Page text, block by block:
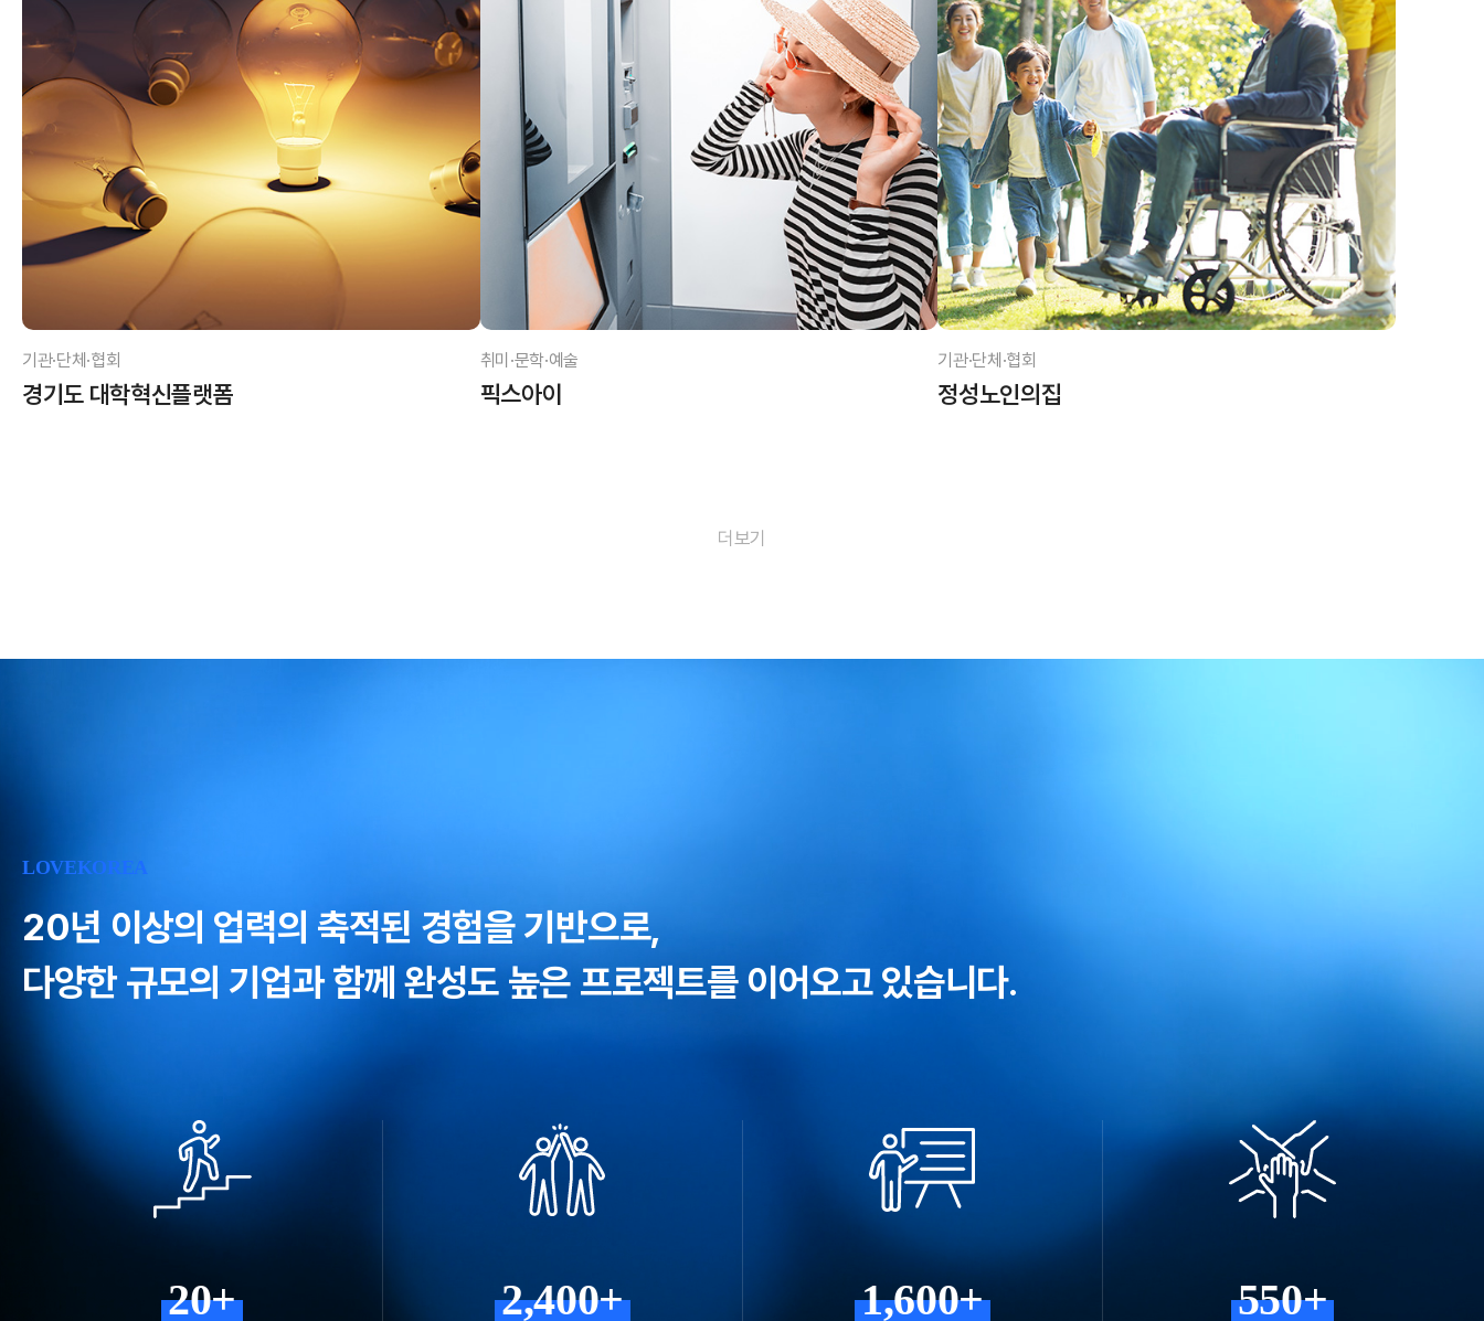
기관·단체·협회
경기도 대학혁신플랫폼
취미·문학·예술
픽스아이
기관·단체·협회
정성노인의집
더보기
LOVEKOREA
20년 이상의 업력의 축적된 경험을 기반으로,
다양한 규모의 기업과 함께 완성도 높은 프로젝트를 이어오고 있습니다.
20+ 2,400+ 1,600+ 550+